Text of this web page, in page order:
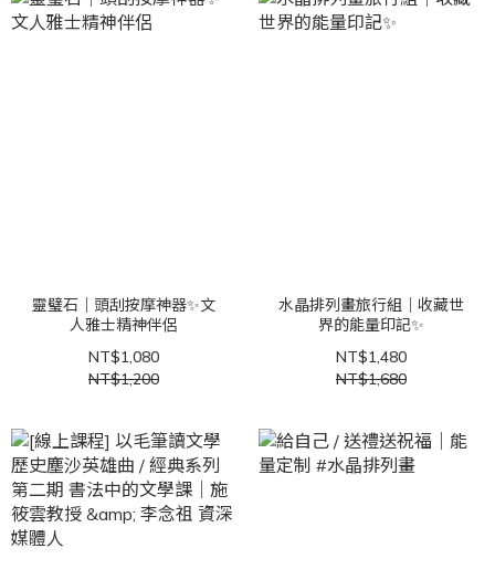
靈璧石｜頭刮按摩神器✨文
人雅士精神伴侶
NT$1,080
NT$1,200
水晶排列畫旅行組｜收藏世
界的能量印記✨
NT$1,480
NT$1,680